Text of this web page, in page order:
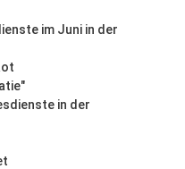
im Juni in der
in der